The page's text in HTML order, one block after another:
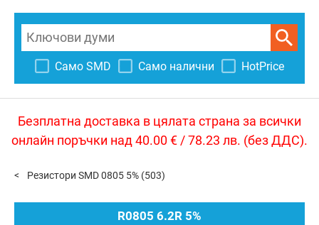
Само SMD Само налични HotPrice
Безплатна доставка в цялата страна за всички
онлайн поръчки над 40.00 € / 78.23 лв. (без ДДС).
Резистори SMD 0805 5% (503)
R0805 6.2R 5%